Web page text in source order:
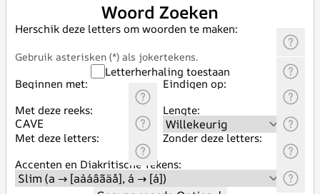
Woord Zoeken
Herschik deze letters om woorden te maken:
Gebruik asterisken (*) als jokertekens.
Letterherhaling toestaan
Beginnen met:
Eindigen op:
Met deze reeks:
Lengte:
Met deze letters:
Zonder deze letters:
Accenten en Diakritische Tekens: